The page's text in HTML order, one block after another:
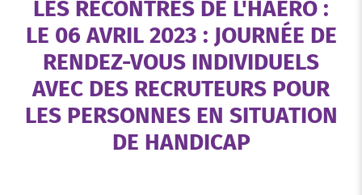
LES RECONTRES DE L'HAERO :
LE 06 AVRIL 2023 : JOURNÉE DE
RENDEZ-VOUS INDIVIDUELS
AVEC DES RECRUTEURS POUR
LES PERSONNES EN SITUATION
DE HANDICAP